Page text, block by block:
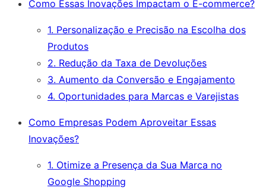
Como Essas Inovações Impactam o E-commerce?
1. Personalização e Precisão na Escolha dos
Produtos
2. Redução da Taxa de Devoluções
3. Aumento da Conversão e Engajamento
4. Oportunidades para Marcas e Varejistas
Como Empresas Podem Aproveitar Essas
Inovações?
1. Otimize a Presença da Sua Marca no
Google Shopping